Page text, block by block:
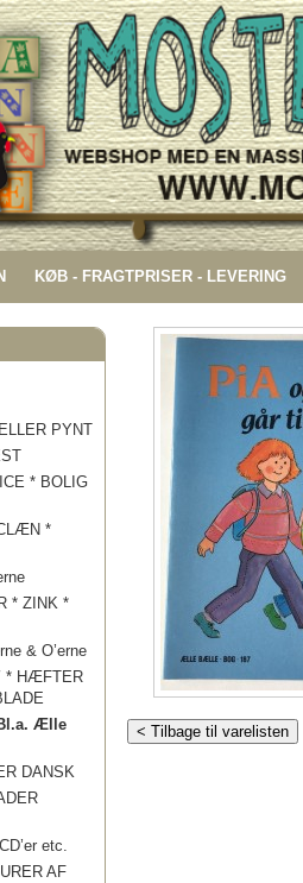
KØB - FRAGTPRISER - LEVERING
PYNT
* BOLIG
*
* ZINK *
& O’erne
* HÆFTER
Ælle
DANSK
etc.
AF
< Tilbage til varelisten